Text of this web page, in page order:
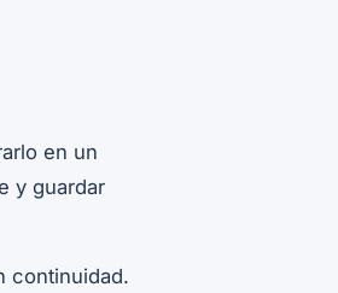
en un
y guardar
continuidad.